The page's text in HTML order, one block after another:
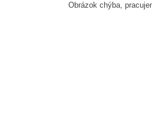
Obrázok chýba,